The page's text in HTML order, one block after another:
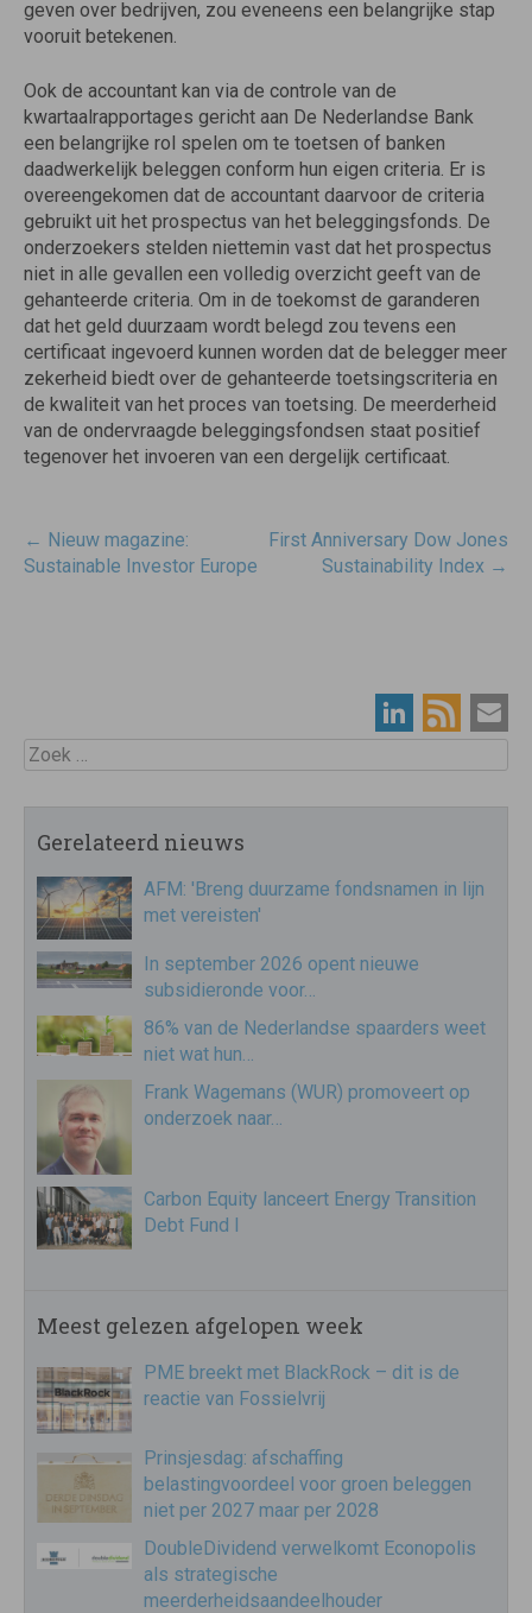
geven over bedrijven, zou eveneens een belangrijke stap
vooruit betekenen.
Ook de accountant kan via de controle van de
kwartaalrapportages gericht aan De Nederlandse Bank
een belangrijke rol spelen om te toetsen of banken
daadwerkelijk beleggen conform hun eigen criteria. Er is
overeengekomen dat de accountant daarvoor de criteria
gebruikt uit het prospectus van het beleggingsfonds. De
onderzoekers stelden niettemin vast dat het prospectus
niet in alle gevallen een volledig overzicht geeft van de
gehanteerde criteria. Om in de toekomst de garanderen
dat het geld duurzaam wordt belegd zou tevens een
certificaat ingevoerd kunnen worden dat de belegger meer
zekerheid biedt over de gehanteerde toetsingscriteria en
de kwaliteit van het proces van toetsing. De meerderheid
van de ondervraagde beleggingsfondsen staat positief
tegenover het invoeren van een dergelijk certificaat.
Post
navigatie
← Nieuw magazine:
Sustainable Investor Europe
First Anniversary Dow Jones
Sustainability Index →
Zoek
Gerelateerd nieuws
AFM: 'Breng duurzame fondsnamen in lijn
met vereisten'
In september 2026 opent nieuwe
subsidieronde voor…
86% van de Nederlandse spaarders weet
niet wat hun…
Frank Wagemans (WUR) promoveert op
onderzoek naar…
Carbon Equity lanceert Energy Transition
Debt Fund I
Meest gelezen afgelopen week
PME breekt met BlackRock – dit is de
reactie van Fossielvrij
Prinsjesdag: afschaffing
belastingvoordeel voor groen beleggen
niet per 2027 maar per 2028
DoubleDividend verwelkomt Econopolis
als strategische
meerderheidsaandeelhouder